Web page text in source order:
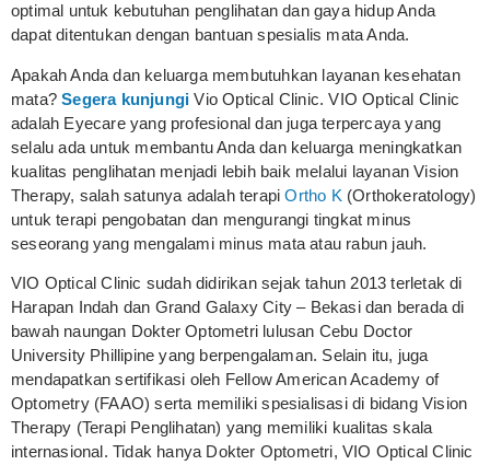
optimal untuk kebutuhan penglihatan dan gaya hidup Anda
dapat ditentukan dengan bantuan spesialis mata Anda.
Apakah Anda dan keluarga membutuhkan layanan kesehatan
mata? Segera kunjungi Vio Optical Clinic. VIO Optical Clinic
adalah Eyecare yang profesional dan juga terpercaya yang
selalu ada untuk membantu Anda dan keluarga meningkatkan
kualitas penglihatan menjadi lebih baik melalui layanan Vision
Therapy, salah satunya adalah terapi Ortho K (Orthokeratology)
untuk terapi pengobatan dan mengurangi tingkat minus
seseorang yang mengalami minus mata atau rabun jauh.
VIO Optical Clinic sudah didirikan sejak tahun 2013 terletak di
Harapan Indah dan Grand Galaxy City – Bekasi dan berada di
bawah naungan Dokter Optometri lulusan Cebu Doctor
University Phillipine yang berpengalaman. Selain itu, juga
mendapatkan sertifikasi oleh Fellow American Academy of
Optometry (FAAO) serta memiliki spesialisasi di bidang Vision
Therapy (Terapi Penglihatan) yang memiliki kualitas skala
internasional. Tidak hanya Dokter Optometri, VIO Optical Clinic